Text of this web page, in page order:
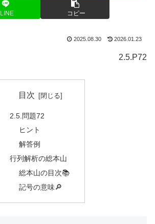
LINE コピー
2025.08.30 2026.01.23
2.5.P72
目次
2.5.問題72
ヒント
解答例
行列解析の総本山
総本山の目次📚
記号の意味🔎